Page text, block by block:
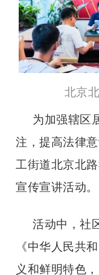
北京
为加强辖区
注，提高法律
工街道北京北
宣传宣讲活动。
活动中，社
《中华人民共
义和鲜明特色